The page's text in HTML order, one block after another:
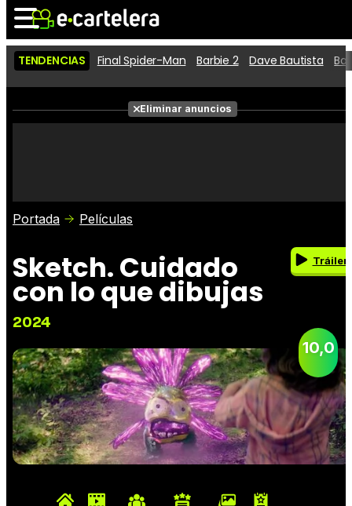
Noticias
Cartelera
Críticas
TENDENCIAS Final Spider-Man Barbie 2 Dave Bautista
Eliminar anuncios
Portada Películas
Sketch. Cuidado
con lo que dibujas
2024
Tráiler
10,0